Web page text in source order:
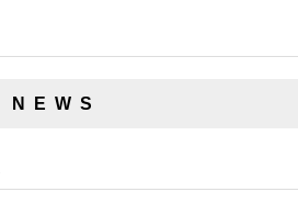
N E W S